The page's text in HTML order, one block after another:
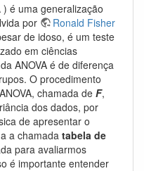
) é uma generalização
por
Ronald Fisher
de idoso, é um teste
em ciências
ANOVA é de diferença
O procedimento
chamada de F,
dos dados, por
de apresentar o
a chamada tabela de
para avaliarmos
é importante entender